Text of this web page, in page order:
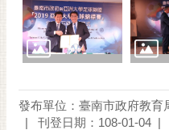
交
通
位
置
發布單位：臺南市政府教育
刊登日期：108-01-04